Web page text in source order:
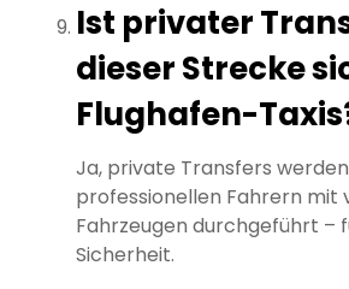
Ist privater
dieser Strecke
Flughafen-
Ja, private Transfers
professionellen Fahrern mit
Fahrzeugen durchgeführt –
Sicherheit.